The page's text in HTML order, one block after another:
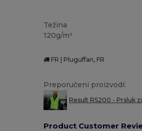
Težina
120g/m²
FR | Pluguffan, FR
Preporučeni proizvodi:
Result RS200 - Prsluk
Product Customer